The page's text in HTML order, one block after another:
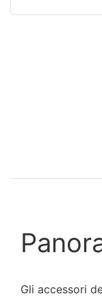
Gli accessori